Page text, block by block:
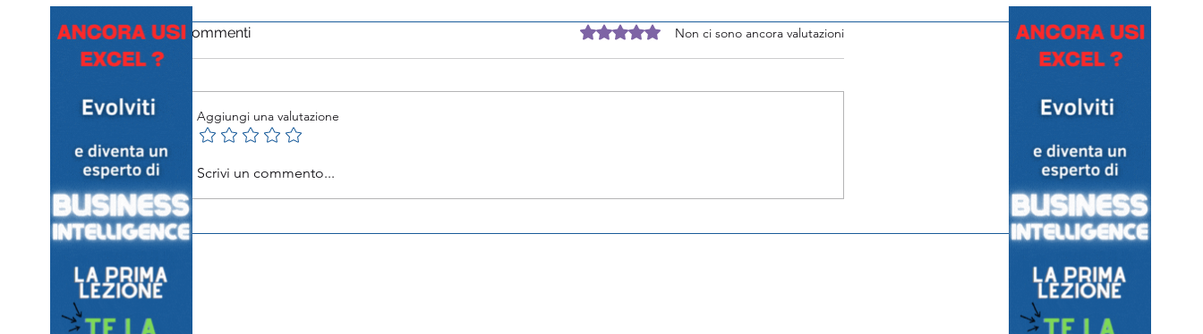
Automazioni vs IA: perché
Commenti Valutazione 0 stelle su 5.Non ci sono ancora valutazioni
Aggiungi una valutazione
Scrivi un commento...